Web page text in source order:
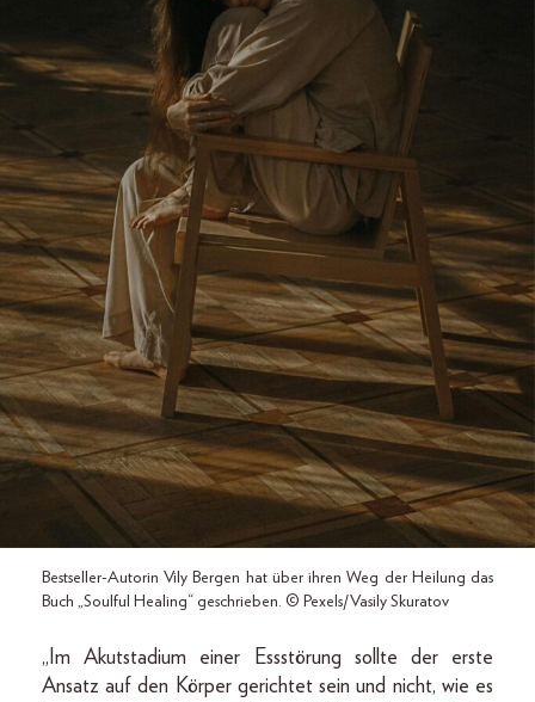
Bestseller-Autorin Vily Bergen hat über ihren Weg der Heilung das
Buch „Soulful Healing“ geschrieben. © Pexels/Vasily Skuratov
„Im Akutstadium einer Essstörung sollte der erste
Ansatz auf den Körper gerichtet sein und nicht, wie es